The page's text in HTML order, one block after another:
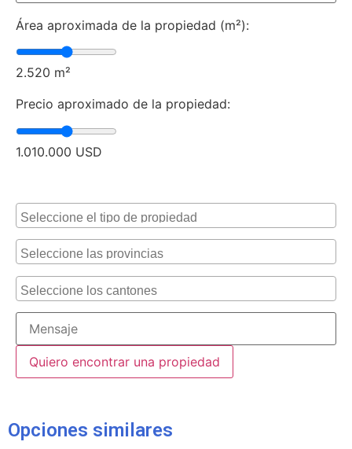
Área aproximada de la propiedad (m²):
2.520 m²
Precio aproximado de la propiedad:
1.010.000 USD
Opciones similares